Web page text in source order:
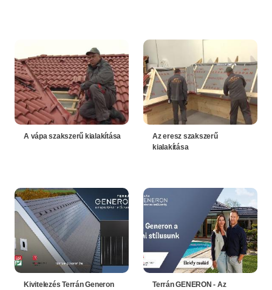
A vápa szakszerű kialakítása
Az eresz szakszerű
kialakítása
Kivitelezés Terrán Generon
Terrán GENERON - Az